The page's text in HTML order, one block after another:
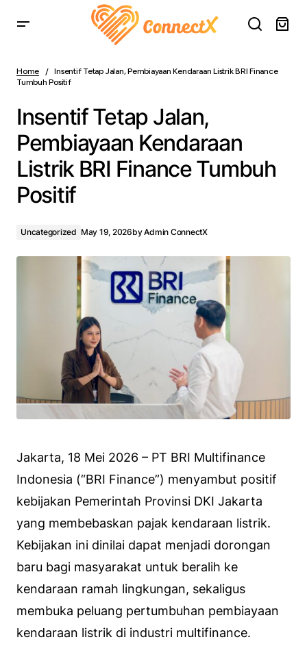
Finance Tumbuh Positif
Home
Insentif Tetap Jalan, Pembiayaan Kendaraan Listrik BRI Finance
Tumbuh Positif
Insentif Tetap Jalan,
Pembiayaan Kendaraan
Listrik BRI Finance Tumbuh
Positif
Uncategorized May 19, 2026byAdmin ConnectX
Jakarta, 18 Mei 2026 – PT BRI Multifinance
Indonesia (“BRI Finance”) menyambut positif
kebijakan Pemerintah Provinsi DKI Jakarta
yang membebaskan pajak kendaraan listrik.
Kebijakan ini dinilai dapat menjadi dorongan
baru bagi masyarakat untuk beralih ke
kendaraan ramah lingkungan, sekaligus
membuka peluang pertumbuhan pembiayaan
kendaraan listrik di industri multifinance.